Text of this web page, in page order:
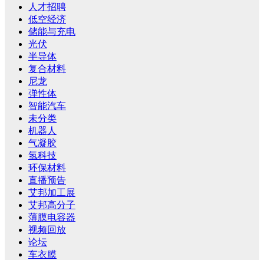
人才招聘
低空经济
储能与充电
光伏
半导体
复合材料
尼龙
弹性体
智能汽车
未分类
机器人
气凝胶
氢科技
环保材料
直播预告
艾邦加工展
艾邦高分子
薄膜电容器
视频回放
论坛
车衣膜